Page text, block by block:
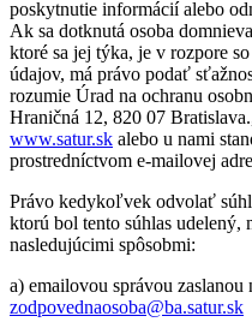
poskytnutie informácií alebo
Ak sa dotknutá osoba
ktoré sa jej týka, je v rozpore
údajov, má právo podať
rozumie Úrad na ochranu
Hraničná 12, 820 07
www.satur.sk alebo u nami
prostredníctvom e-mailovej
Právo kedykoľvek odvolať
ktorú bol tento súhlas udelený,
nasledujúcimi spôsobmi:
a) emailovou správou zaslanou
zodpovednaosoba@ba.satur.sk